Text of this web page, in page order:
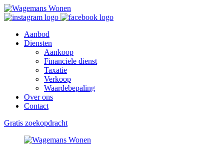
Aanbod
Diensten
Aankoop
Financiele dienst
Taxatie
Verkoop
Waardebepaling
Over ons
Contact
Gratis zoekopdracht